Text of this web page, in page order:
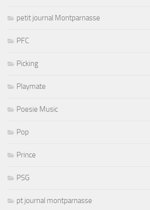
petit journal Montparnasse
PFC
Picking
Playmate
Poesie Music
Pop
Prince
PSG
pt journal montparnasse